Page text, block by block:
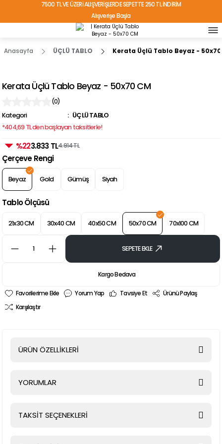
7500 TL VE ÜZERİ ALIŞVERİŞLERDE SEPETTE 250 TL İNDİRİM
Alışverişe Başla
TÜRKİYE'NİN HER YERİNE ÜCRETSİZ KARGO!
Anasayfa ÜÇLÜ TABLO Kerata Üçlü Tablo Beyaz - 50x70
Kerata Üçlü Tablo Beyaz - 50x70 CM
(0)
Kategori
ÜÇLÜ TABLO
*404,69 TL den başlayan taksitlerle!
%223.833 TL4.914 TL
Çerçeve Rengi
Beyaz Gold Gümüş Siyah
Tablo Ölçüsü
21x30 CM 30x40 CM 40x50 CM 50x70 CM 70x100 CM
SEPETE EKLE
Kargo Bedava
Yorum Yap Tavsiye Et
Ürünü Paylaş
Karşılaştır
ÜRÜN ÖZELLİKLERİ
YORUMLAR
TAKSİT SEÇENEKLERİ